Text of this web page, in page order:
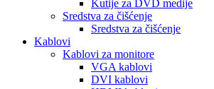
Kutije za DVD medije
Sredstva za čišćenje
Sredstva za čišćenje
Kablovi
Kablovi za monitore
VGA kablovi
DVI kablovi